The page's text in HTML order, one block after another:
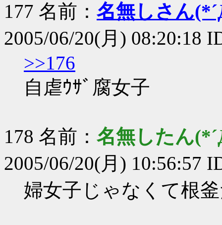
177 名前： 名無しさん
2005/06/20(月) 08:20:18
>>176
自虐ｳｻﾞ腐女子
178 名前： 名無したん
2005/06/20(月) 10:56:57
婦女子じゃなくて根